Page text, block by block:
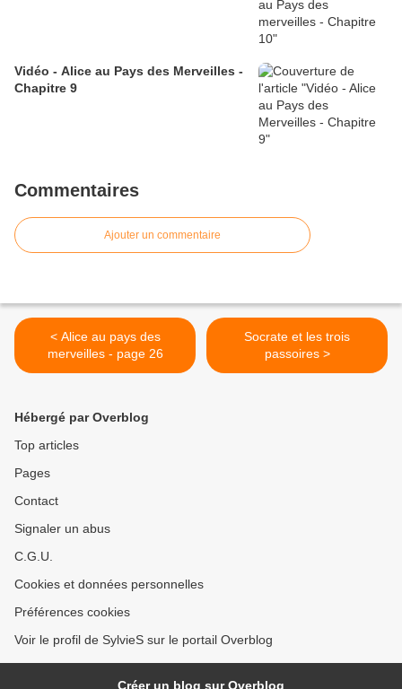
Vidéo - Alice au Pays des Merveilles -
Chapitre 9
Commentaires
Ajouter un commentaire
< Alice au pays des
merveilles - page 26
Socrate et les trois
passoires >
Hébergé par Overblog
Top articles
Pages
Contact
Signaler un abus
C.G.U.
Cookies et données personnelles
Préférences cookies
Voir le profil de SylvieS sur le portail Overblog
Créer un blog sur Overblog